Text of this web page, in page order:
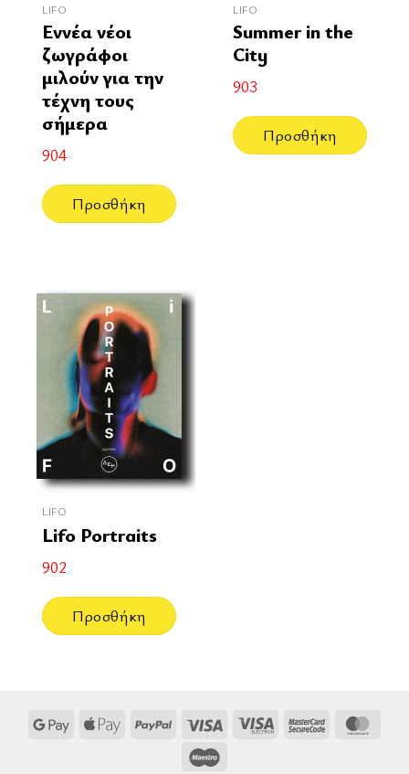
LIFO
Εννέα νέοι
ζωγράφοι
μιλούν για την
τέχνη τους
σήμερα
904
Προσθήκη
LIFO
Summer in the
City
903
Προσθήκη
LIFO
Lifo Portraits
902
Προσθήκη
Google Apple
PayPal Visa
Visa
MasterCard